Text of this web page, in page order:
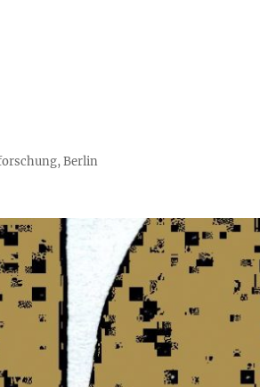
Berlin